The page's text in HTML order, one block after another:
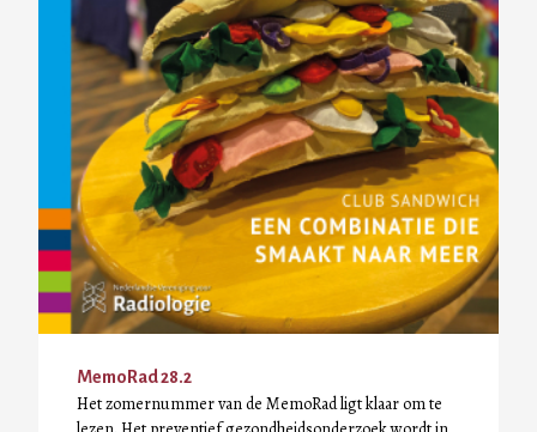
MemoRad 28.2
Het zomernummer van de MemoRad ligt klaar om te